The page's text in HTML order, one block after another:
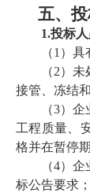
五、
1.投标
（1）具
（2）未
接管、冻结
（3）企
工程质量、
格并在暂停
（4）企
标公告要求；